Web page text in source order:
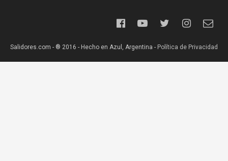
Salidores.com - ® 2016 - Hecho en Azul, Argentina - Política de Privacidad